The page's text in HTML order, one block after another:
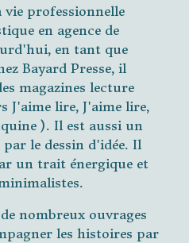
vie professionnelle
en agence de
en tant que
Bayard Presse, il
magazines lecture
J'aime lire, J'aime lire,
). Il est aussi un
le dessin d'idée. Il
un trait énergique et
nombreux ouvrages
les histoires par